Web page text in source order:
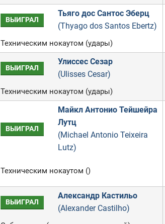
ВЫИГРАЛ
Тьяго дос Сантос Эберц
(Thyago dos Santos Ebertz)
Техническим нокаутом (удары)
ВЫИГРАЛ
Улиссес Сезар
(Ulisses Cesar)
Техническим нокаутом (удары)
ВЫИГРАЛ
Майкл Антонио Тейшейра
Лутц
(Michael Antonio Teixeira
Lutz)
Техническим нокаутом ()
ВЫИГРАЛ
Александр Кастильо
(Alexander Castilho)